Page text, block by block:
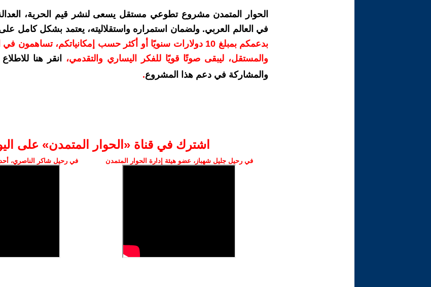
الحوار المتمدن مشروع تطوعي مستقل يسعى لنشر قيم الحرية، العدالة
في العالم العربي. ولضمان استمراره واستقلاليته، يعتمد بشكل كامل
بدعمكم بمبلغ 10 دولارات سنويًا أو أكثر حسب إمكانياتكم،
والمستقل، ليبقى صوتًا قويًا للفكر اليساري والتقدمي،
انقر هنا
والمشاركة في دعم هذا المشروع.
اشترك في قناة ‫«الحوار المتمدن» على
في رحيل جليل شهباز، عضو هيئة إدارة الحوار المتمدن في رحيل شاكر الناصري،